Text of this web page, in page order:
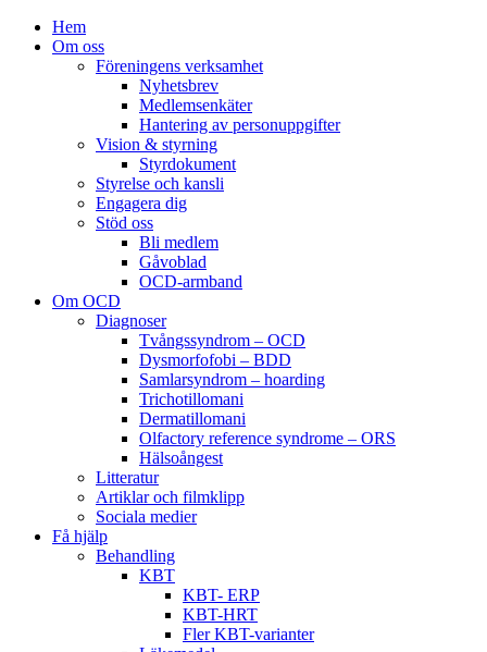
Hem
Om oss
Föreningens verksamhet
Nyhetsbrev
Medlemsenkäter
Hantering av personuppgifter
Vision & styrning
Styrdokument
Styrelse och kansli
Engagera dig
Stöd oss
Bli medlem
Gåvoblad
OCD-armband
Om OCD
Diagnoser
Tvångssyndrom – OCD
Dysmorfofobi – BDD
Samlarsyndrom – hoarding
Trichotillomani
Dermatillomani
Olfactory reference syndrome – ORS
Hälsoångest
Litteratur
Artiklar och filmklipp
Sociala medier
Få hjälp
Behandling
KBT
KBT- ERP
KBT-HRT
Fler KBT-varianter